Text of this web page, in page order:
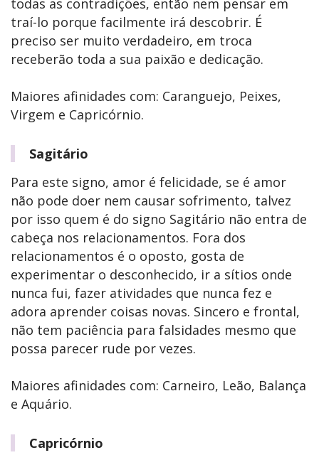
todas as contradições, então nem pensar em
traí-lo porque facilmente irá descobrir. É
preciso ser muito verdadeiro, em troca
receberão toda a sua paixão e dedicação.
Maiores afinidades com: Caranguejo, Peixes,
Virgem e Capricórnio.
Sagitário
Para este signo, amor é felicidade, se é amor
não pode doer nem causar sofrimento, talvez
por isso quem é do signo Sagitário não entra de
cabeça nos relacionamentos. Fora dos
relacionamentos é o oposto, gosta de
experimentar o desconhecido, ir a sítios onde
nunca fui, fazer atividades que nunca fez e
adora aprender coisas novas. Sincero e frontal,
não tem paciência para falsidades mesmo que
possa parecer rude por vezes.
Maiores afinidades com: Carneiro, Leão, Balança
e Aquário.
Capricórnio